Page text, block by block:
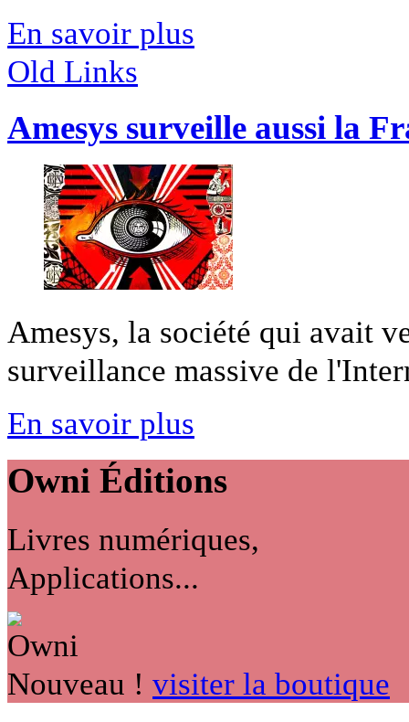
En savoir plus
Old Links
Amesys surveille aussi la
Amesys, la société qui avait
surveillance massive de
En savoir plus
Owni Éditions
Livres numériques,
Applications...
Nouveau ! visiter la boutique